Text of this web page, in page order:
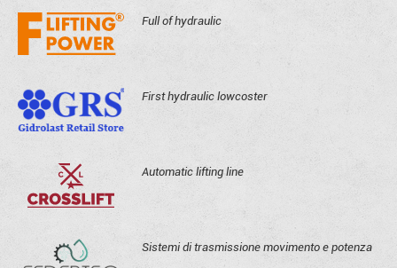
Full of hydraulic
First hydraulic lowcoster
Automatic lifting line
Sistemi di trasmissione movimento e potenza